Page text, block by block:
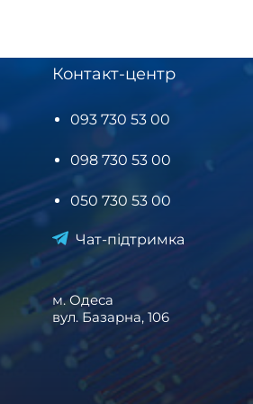
Контакт-центр
093 730 53 00
098 730 53 00
050 730 53 00
Чат-підтримка
м. Одеса
вул. Базарна, 106